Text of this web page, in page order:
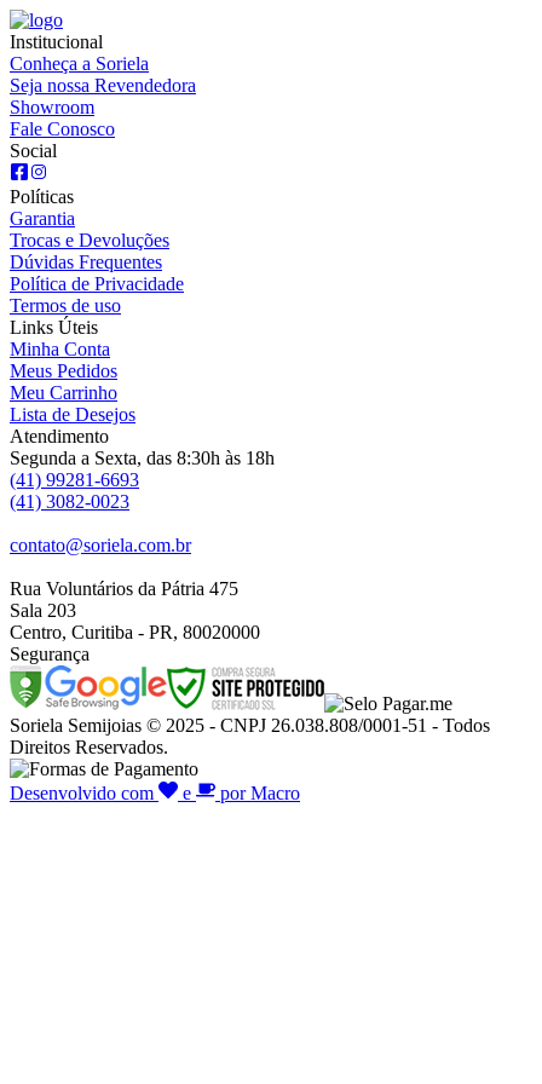
Institucional
Conheça a Soriela
Seja nossa Revendedora
Showroom
Fale Conosco
Social
Políticas
Garantia
Trocas e Devoluções
Dúvidas Frequentes
Política de Privacidade
Termos de uso
Links Úteis
Minha Conta
Meus Pedidos
Meu Carrinho
Lista de Desejos
Atendimento
Segunda a Sexta, das 8:30h às 18h
(41) 99281-6693
(41) 3082-0023
contato@soriela.com.br
Rua Voluntários da Pátria 475
Sala 203
Centro, Curitiba - PR, 80020000
Segurança
Soriela Semijoias © 2025 - CNPJ 26.038.808/0001-51 - Todos
Direitos Reservados.
Desenvolvido com e por Macro